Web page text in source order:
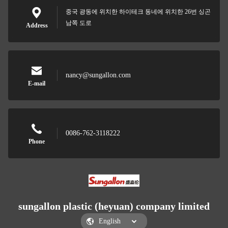
Address
중국 광동에 위치한 하이테크 동네에 위치한 26번 싱곤
남쪽 도로
E-mail
nancy@sungallon.com
Phone
0086-762-3118222
sungallon plastic (heyuan) company limited